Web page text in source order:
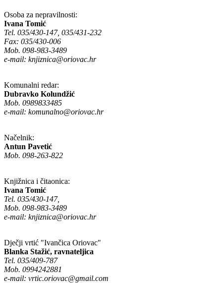
Osoba za nepravilnosti:
Ivana Tomić
Tel. 035/430-147, 035/431-232
Fax: 035/430-006
Mob. 098-983-3489
e-mail: knjiznica@oriovac.hr
Komunalni redar:
Dubravko Kolundžić
Mob. 0989833485
e-mail: komunalno@oriovac.hr
Načelnik:
Antun Pavetić
Mob. 098-263-822
Knjižnica i čitaonica:
Ivana Tomić
Tel. 035/430-147,
Mob. 098-983-3489
e-mail: knjiznica@oriovac.hr
Dječji vrtić "Ivančica Oriovac"
Blanka Stažić, ravnateljica
Tel. 035/409-787
Mob. 0994242881
e-mail: vrtic.oriovac@gmail.com